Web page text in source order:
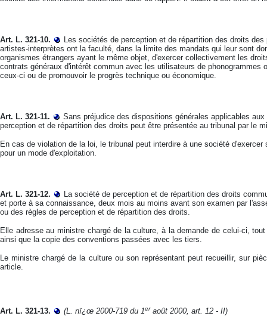
Art. L. 321-10.
Les sociétés de perception et de répartition des droits
artistes-interprètes ont la faculté, dans la limite des mandats qui leur sont
organismes étrangers ayant le même objet, d'exercer collectivement les
contrats généraux d'intérêt commun avec les utilisateurs de phonogrammes
ceux-ci ou de promouvoir le progrès technique ou économique.
Art. L. 321-11.
Sans préjudice des dispositions générales applicables
perception et de répartition des droits peut être présentée au tribunal par le
En cas de violation de la loi, le tribunal peut interdire à une société
pour un mode d'exploitation.
Art. L. 321-12.
La société de perception et de répartition des droits
et porte à sa connaissance, deux mois au moins avant son examen par
ou des règles de perception et de répartition des droits.
Elle adresse au ministre chargé de la culture, à la demande de celui-ci,
ainsi que la copie des conventions passées avec les tiers.
Le ministre chargé de la culture ou son représentant peut recueillir, sur
article.
Art. L. 321-13. (L. nï¿œ 2000-719 du 1eraoût 2000, art. 12 - II)